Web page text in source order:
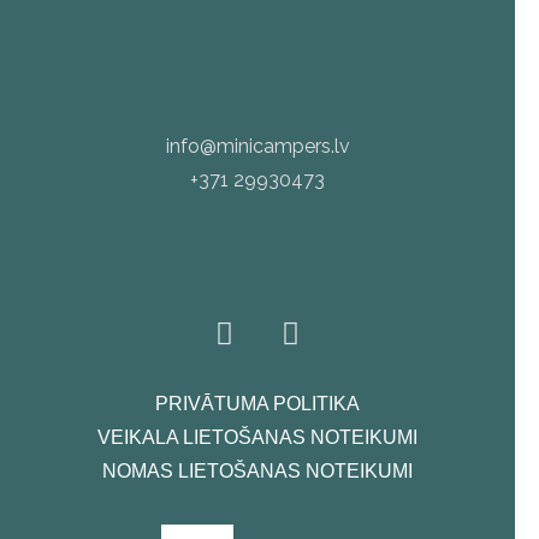
info@minicampers.lv
+371 29930473
PRIVĀTUMA POLITIKA
VEIKALA LIETOŠANAS NOTEIKUMI
NOMAS LIETOŠANAS NOTEIKUMI